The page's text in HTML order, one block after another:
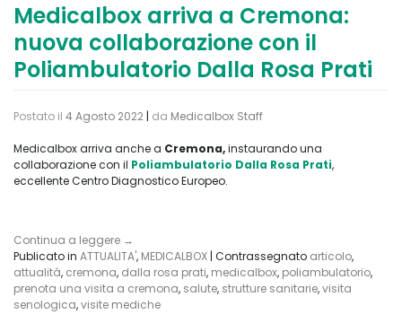
Medicalbox arriva a Cremona:
nuova collaborazione con il
Poliambulatorio Dalla Rosa Prati
Postato il 4 Agosto 2022 da Medicalbox Staff
Medicalbox arriva anche a Cremona,instaurando una
collaborazione con il Poliambulatorio Dalla Rosa Prati,
eccellente Centro Diagnostico Europeo.
Continua a leggere →
Publicato in ATTUALITA', MEDICALBOX Contrassegnato articolo,
attualità, cremona, dalla rosa prati, medicalbox, poliambulatorio,
prenota una visita a cremona, salute, strutture sanitarie,visita
senologica,visite mediche